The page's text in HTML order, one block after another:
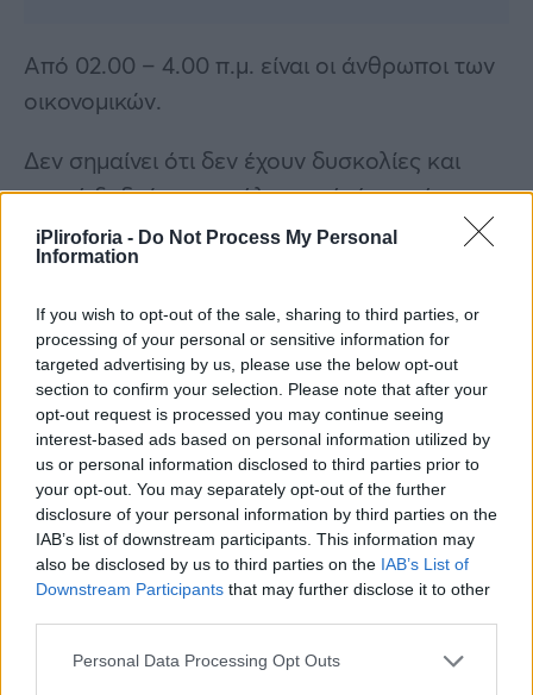
iPliroforia - Do Not Process My Personal
Information
If you wish to opt-out of the sale, sharing to third parties, or
processing of your personal or sensitive information for
targeted advertising by us, please use the below opt-out
section to confirm your selection. Please note that after your
opt-out request is processed you may continue seeing
interest-based ads based on personal information utilized by
us or personal information disclosed to third parties prior to
your opt-out. You may separately opt-out of the further
disclosure of your personal information by third parties on the
IAB’s list of downstream participants. This information may
also be disclosed by us to third parties on the IAB’s List of
Downstream Participants that may further disclose it to other
Personal Data Processing Opt Outs
Από 02.00 – 4.00 π.μ. είναι οι άνθρωποι των
οικονομικών.
Δεν σημαίνει ότι δεν έχουν δυσκολίες και
συχνά ξοδεύουν μεγάλα ποσά, όμως, έχουν
την μαγική ικανότητα να εξισορροπούν τα
έξοδά τους, με τα έσοδά τους. Το ίδιο
μπορούμε να πούμε και γι” αυτούς που
γεννιούνται από 2.00 – 4.00 μ.μ. με τη
διαφορά ότι σε αυτή την κατηγορία το άτομο
χρειάζεται να εξαρτάται από κάποιον ή να
συναναστρέφεται με κάποιον προκειμένου να
εξασφαλίσει αγαθά και χρήματα, πράγμα το
οποίο δεν συμβαίνει στην περίπτωση αυτών
που γεννιούνται το ξημέρωμα.
αντιπροσωπεύουν ένα μεγάλο μέρος